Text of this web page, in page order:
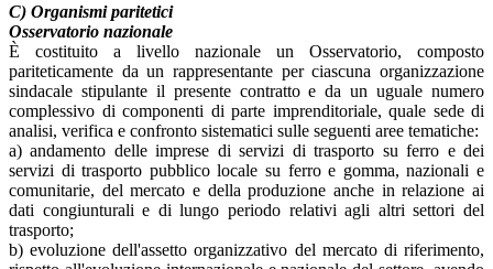
C) Organismi paritetici
Osservatorio nazionale
È costituito a livello nazionale un Osservatorio, composto
pariteticamente da un rappresentante per ciascuna organizzazione
sindacale stipulante il presente contratto e da un uguale numero
complessivo di componenti di parte imprenditoriale, quale sede di
analisi, verifica e confronto sistematici sulle seguenti aree tematiche:
a) andamento delle imprese di servizi di trasporto su ferro e dei
servizi di trasporto pubblico locale su ferro e gomma, nazionali e
comunitarie, del mercato e della produzione anche in relazione ai
dati congiunturali e di lungo periodo relativi agli altri settori del
trasporto;
b) evoluzione dell'assetto organizzativo del mercato di riferimento,